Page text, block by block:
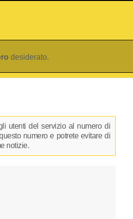
desiderato.
utenti del servizio al numero di
numero e potrete evitare di
notizie.